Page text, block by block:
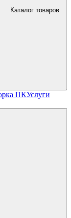
Каталог товаров
ПКУслуги